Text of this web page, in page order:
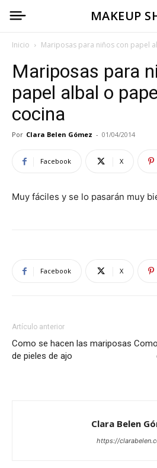
MAKEUP
Inicio Mariposas para niños con papel
Mariposas para
papel albal o
cocina
Por Clara Belen Gómez - 01/04/2014
Facebook X
Muy fáciles y se lo pasarán muy
Facebook X
Artículo anterior
Como se hacen las mariposas
de pieles de ajo
Clara Belen
https://